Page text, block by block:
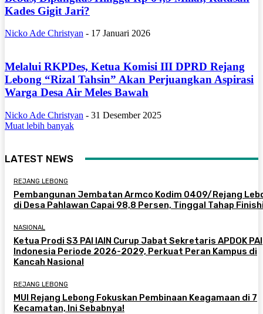
Kades Gigit Jari?
Nicko Ade Christyan - 17 Januari 2026
Melalui RKPDes, Ketua Komisi III DPRD Rejang
Lebong “Rizal Tahsin” Akan Perjuangkan Aspirasi
Warga Desa Air Meles Bawah
Nicko Ade Christyan - 31 Desember 2025
Muat lebih banyak
LATEST NEWS
REJANG LEBONG
Pembangunan Jembatan Armco Kodim 0409/Rejang
di Desa Pahlawan Capai 98,8 Persen, Tinggal Tahap
NASIONAL
Ketua Prodi S3 PAI IAIN Curup Jabat Sekretaris APDOK PAI
Indonesia Periode 2026-2029, Perkuat Peran Kampus di
Kancah Nasional
REJANG LEBONG
MUI Rejang Lebong Fokuskan Pembinaan Keagamaan di 7
Kecamatan, Ini Sebabnya!